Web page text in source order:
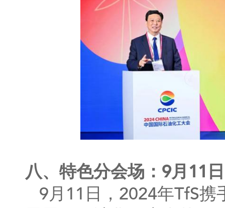
八、特色分会场：9月11
9月11日，2024年TfS携